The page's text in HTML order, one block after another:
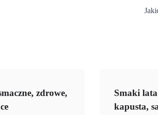
zdrowe,
Smaki
kapusta,